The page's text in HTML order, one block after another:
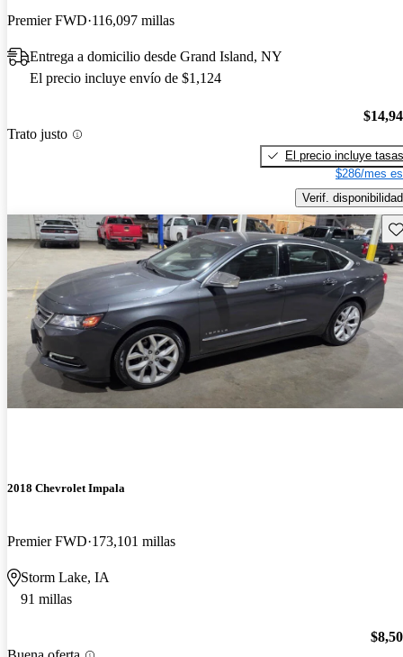
Premier FWD 116,097 millas
Entrega a domicilio desde Grand Island, NY
El precio incluye envío de $1,124
Trato justo
El precio incluye tasas
$286/mes
Verif. disponibilidad
2018 Chevrolet Impala
Premier FWD 173,101 millas
Storm Lake, IA
91 millas